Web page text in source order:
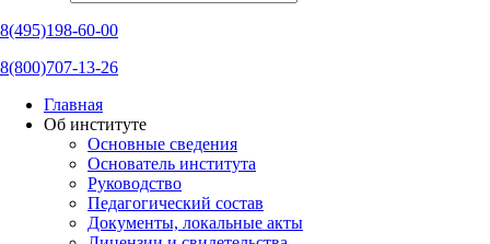
8(495)198-60-00
8(800)707-13-26
Главная
Об институте
Основные сведения
Основатель института
Руководство
Педагогический состав
Документы, локальные акты